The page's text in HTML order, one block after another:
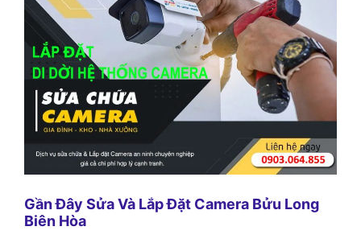
Gần Đây Sửa Và Lắp Đặt Camera Bửu Long
Biên Hòa